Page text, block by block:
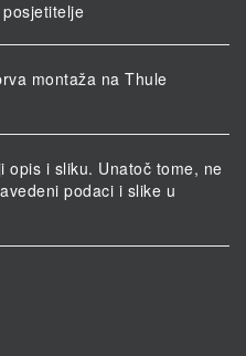
montaža na Thule
opis i sliku. Unatoč tome, ne
podaci i slike u